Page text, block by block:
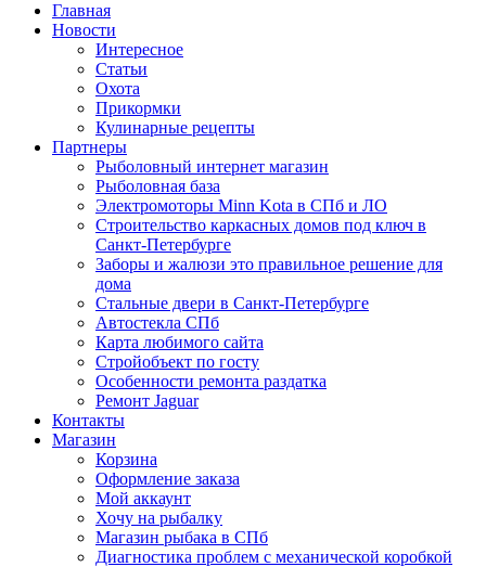
Главная
Новости
Интересное
Статьи
Охота
Прикормки
Кулинарные рецепты
Партнеры
Рыболовный интернет магазин
Рыболовная база
Электромоторы Minn Kota в СПб и ЛО
Строительство каркасных домов под ключ в
Санкт-Петербурге
Заборы и жалюзи это правильное решение для
дома
Стальные двери в Санкт-Петербурге
Автостекла СПб
Карта любимого сайта
Стройобъект по госту
Особенности ремонта раздатка
Ремонт Jaguar
Контакты
Магазин
Корзина
Оформление заказа
Мой аккаунт
Хочу на рыбалку
Магазин рыбака в СПб
Диагностика проблем с механической коробкой